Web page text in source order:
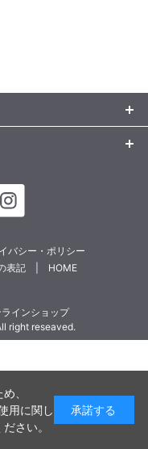
バシー・ポリシー
表記
HOME
インショップ
right reseaved.
、
用に関し
さい。
承諾する